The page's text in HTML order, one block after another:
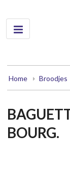
Home Broodjes
BOURG.